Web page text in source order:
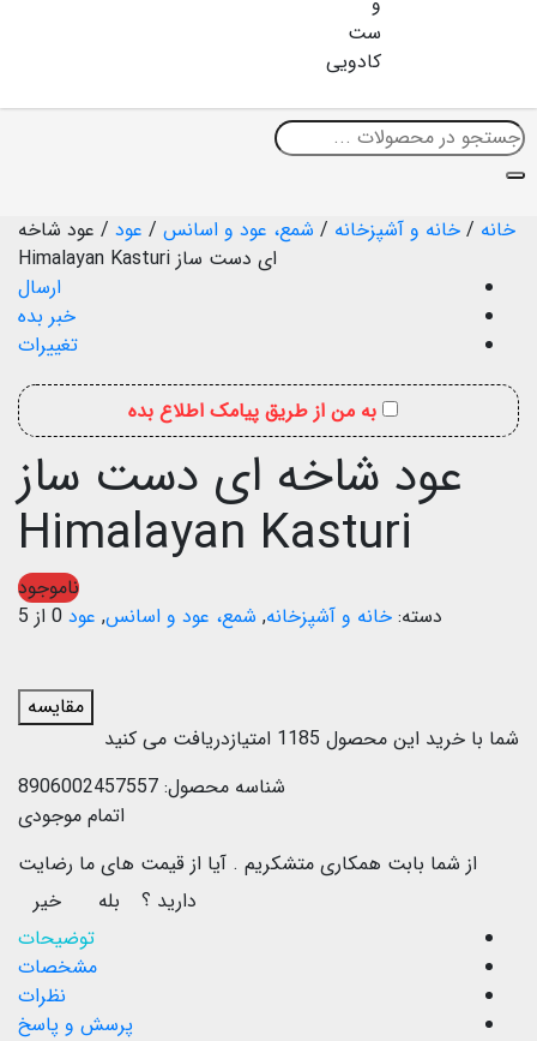
ست
کادویی
خانه / خانه و آشپزخانه / شمع، عود و اسانس / عود / عود شاخه
ای دست ساز Himalayan Kasturi
ارسال
خبر بده
تغییرات
به من از طریق پیامک اطلاع بده
عود شاخه ای دست ساز
Himalayan Kasturi
ناموجود
دسته: خانه و آشپزخانه, شمع، عود و اسانس, عود 0 از 5
مقایسه
شما با خرید این محصول 1185 امتیازدریافت می کنید
شناسه محصول: 8906002457557
اتمام موجودی
از شما بابت همکاری متشکریم . آیا از قیمت های ما رضایت
دارید ؟
بله
خیر
توضیحات
مشخصات
نظرات
پرسش و پاسخ